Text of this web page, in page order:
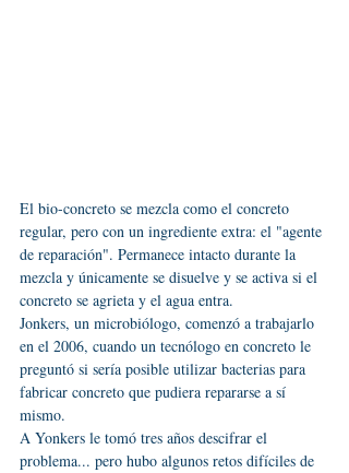
El bio-concreto se mezcla como el concreto
regular, pero con un ingrediente extra: el "agente
de reparación". Permanece intacto durante la
mezcla y únicamente se disuelve y se activa si el
concreto se agrieta y el agua entra.
Jonkers, un microbiólogo, comenzó a trabajarlo
en el 2006, cuando un tecnólogo en concreto le
preguntó si sería posible utilizar bacterias para
fabricar concreto que pudiera repararse a sí
mismo.
A Yonkers le tomó tres años descifrar el
problema... pero hubo algunos retos difíciles de